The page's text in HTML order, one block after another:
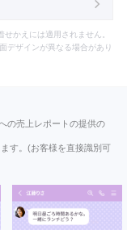
かえには適用されません。
デザインが異なる場合があり
の売上レポートの提供の
す。(お客様を直接識別可